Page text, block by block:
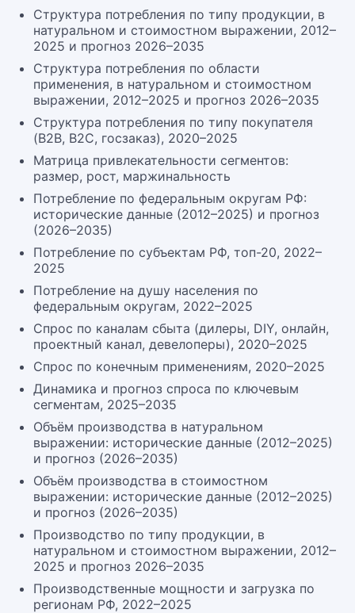
Структура потребления по типу продукции, в
натуральном и стоимостном выражении, 2012–
2025 и прогноз 2026–2035
Структура потребления по области
применения, в натуральном и стоимостном
выражении, 2012–2025 и прогноз 2026–2035
Структура потребления по типу покупателя
(B2B, B2C, госзаказ), 2020–2025
Матрица привлекательности сегментов:
размер, рост, маржинальность
Потребление по федеральным округам РФ:
исторические данные (2012–2025) и прогноз
(2026–2035)
Потребление по субъектам РФ, топ-20, 2022–
2025
Потребление на душу населения по
федеральным округам, 2022–2025
Спрос по каналам сбыта (дилеры, DIY, онлайн,
проектный канал, девелоперы), 2020–2025
Спрос по конечным применениям, 2020–2025
Динамика и прогноз спроса по ключевым
сегментам, 2025–2035
Объём производства в натуральном
выражении: исторические данные (2012–2025)
и прогноз (2026–2035)
Объём производства в стоимостном
выражении: исторические данные (2012–2025)
и прогноз (2026–2035)
Производство по типу продукции, в
натуральном и стоимостном выражении, 2012–
2025 и прогноз 2026–2035
Производственные мощности и загрузка по
регионам РФ, 2022–2025